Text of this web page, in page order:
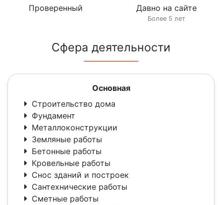
Проверенный Давно на сайте
Более 5 лет
Сфера деятельности
Основная
Строительство дома
Фундамент
Металлоконструкции
Земляные работы
Бетонные работы
Кровельные работы
Снос зданий и построек
Сантехнические работы
Сметные работы